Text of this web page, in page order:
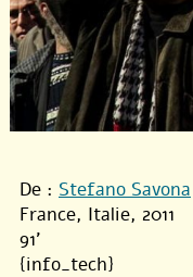
De : Stefano Savona
France, Italie, 2011
91'
{info_tech}